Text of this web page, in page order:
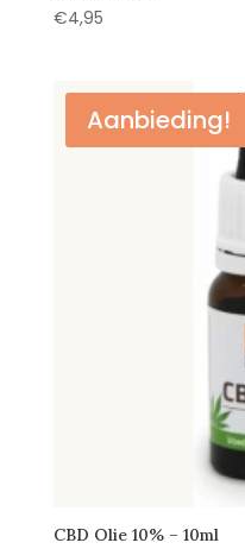
€4,95
Aanbieding!
CBD Olie 10% – 10ml